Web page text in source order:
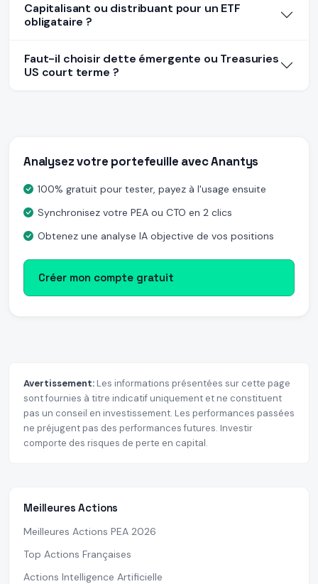
Capitalisant ou distribuant pour un ETF
obligataire ?
Faut-il choisir dette émergente ou Treasuries
US court terme ?
Analysez votre portefeuille avec Anantys
100% gratuit pour tester, payez à l'usage ensuite
Synchronisez votre PEA ou CTO en 2 clics
Obtenez une analyse IA objective de vos positions
Créer mon compte gratuit
Avertissement: Les informations présentées sur cette page
sont fournies à titre indicatif uniquement et ne constituent
pas un conseil en investissement. Les performances passées
ne préjugent pas des performances futures. Investir
comporte des risques de perte en capital.
Meilleures Actions
Meilleures Actions PEA 2026
Top Actions Françaises
Actions Intelligence Artificielle